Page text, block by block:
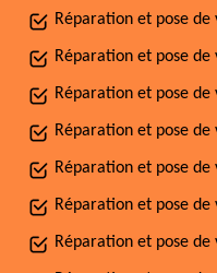
Réparation et pose
Réparation et pose
Réparation et pose de
Réparation et pose
Réparation et pose de
Réparation et pose de
Réparation et pose de